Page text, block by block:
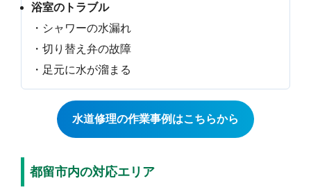
浴室のトラブル
・シャワーの水漏れ
・切り替え弁の故障
・足元に水が溜まる
水道修理の作業事例はこちらから
都留市内の対応エリア